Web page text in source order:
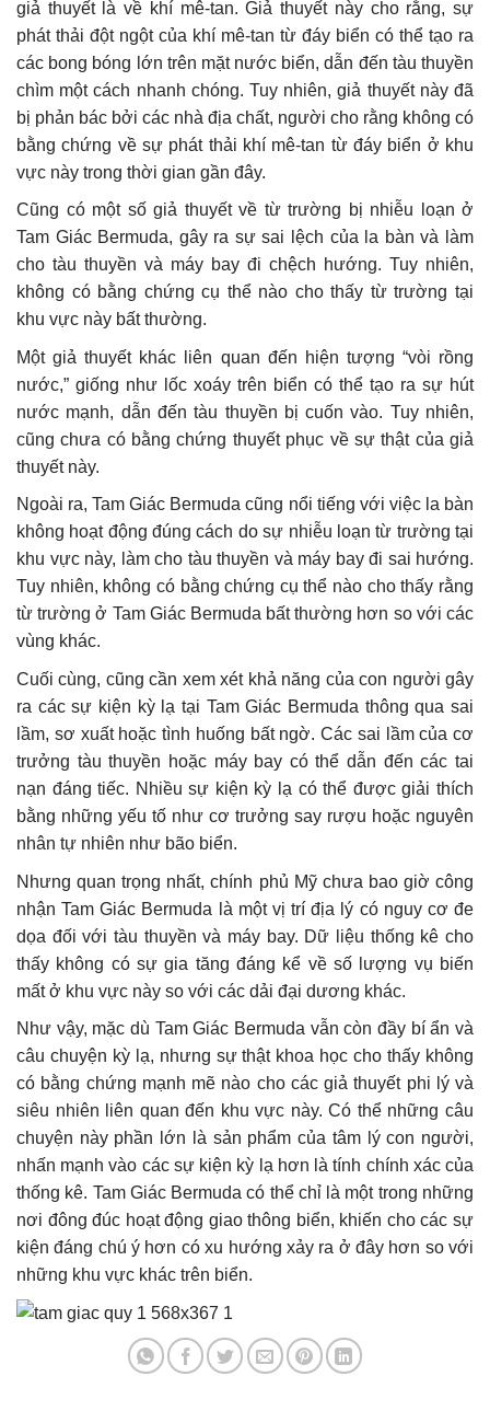
giả thuyết là về khí mê-tan. Giả thuyết này cho rằng, sự
phát thải đột ngột của khí mê-tan từ đáy biển có thể tạo ra
các bong bóng lớn trên mặt nước biển, dẫn đến tàu thuyền
chìm một cách nhanh chóng. Tuy nhiên, giả thuyết này đã
bị phản bác bởi các nhà địa chất, người cho rằng không có
bằng chứng về sự phát thải khí mê-tan từ đáy biển ở khu
vực này trong thời gian gần đây.
Cũng có một số giả thuyết về từ trường bị nhiễu loạn ở
Tam Giác Bermuda, gây ra sự sai lệch của la bàn và làm
cho tàu thuyền và máy bay đi chệch hướng. Tuy nhiên,
không có bằng chứng cụ thể nào cho thấy từ trường tại
khu vực này bất thường.
Một giả thuyết khác liên quan đến hiện tượng “vòi rồng
nước,” giống như lốc xoáy trên biển có thể tạo ra sự hút
nước mạnh, dẫn đến tàu thuyền bị cuốn vào. Tuy nhiên,
cũng chưa có bằng chứng thuyết phục về sự thật của giả
thuyết này.
Ngoài ra, Tam Giác Bermuda cũng nổi tiếng với việc la bàn
không hoạt động đúng cách do sự nhiễu loạn từ trường tại
khu vực này, làm cho tàu thuyền và máy bay đi sai hướng.
Tuy nhiên, không có bằng chứng cụ thể nào cho thấy rằng
từ trường ở Tam Giác Bermuda bất thường hơn so với các
vùng khác.
Cuối cùng, cũng cần xem xét khả năng của con người gây
ra các sự kiện kỳ lạ tại Tam Giác Bermuda thông qua sai
lầm, sơ xuất hoặc tình huống bất ngờ. Các sai lầm của cơ
trưởng tàu thuyền hoặc máy bay có thể dẫn đến các tai
nạn đáng tiếc. Nhiều sự kiện kỳ lạ có thể được giải thích
bằng những yếu tố như cơ trưởng say rượu hoặc nguyên
nhân tự nhiên như bão biển.
Nhưng quan trọng nhất, chính phủ Mỹ chưa bao giờ công
nhận Tam Giác Bermuda là một vị trí địa lý có nguy cơ đe
dọa đối với tàu thuyền và máy bay. Dữ liệu thống kê cho
thấy không có sự gia tăng đáng kể về số lượng vụ biến
mất ở khu vực này so với các dải đại dương khác.
Như vậy, mặc dù Tam Giác Bermuda vẫn còn đầy bí ẩn và
câu chuyện kỳ lạ, nhưng sự thật khoa học cho thấy không
có bằng chứng mạnh mẽ nào cho các giả thuyết phi lý và
siêu nhiên liên quan đến khu vực này. Có thể những câu
chuyện này phần lớn là sản phẩm của tâm lý con người,
nhấn mạnh vào các sự kiện kỳ lạ hơn là tính chính xác của
thống kê. Tam Giác Bermuda có thể chỉ là một trong những
nơi đông đúc hoạt động giao thông biển, khiến cho các sự
kiện đáng chú ý hơn có xu hướng xảy ra ở đây hơn so với
những khu vực khác trên biển.